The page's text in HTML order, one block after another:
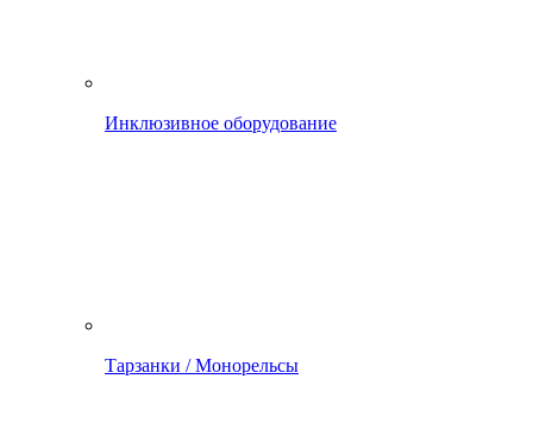
Инклюзивное оборудование
Тарзанки / Монорельсы